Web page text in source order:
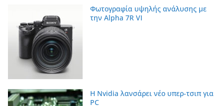
Φωτογραφία υψηλής ανάλυσης με
την Alpha 7R VI
Η Nvidia λανσάρει νέο υπερ-τσιπ για
PC